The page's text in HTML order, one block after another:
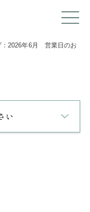
：2026年6月 営業日のお
い